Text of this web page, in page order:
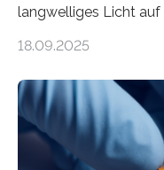
langwelliges Licht auf
optoelektronischen
Forschung, die
langwelliges Licht auf
könnte Fortschritte in
optoelektronischen
18.09.2025